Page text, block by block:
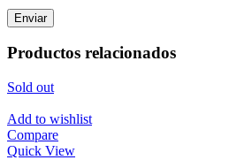
Productos relacionados
Sold out
Add to wishlist
Compare
Quick View